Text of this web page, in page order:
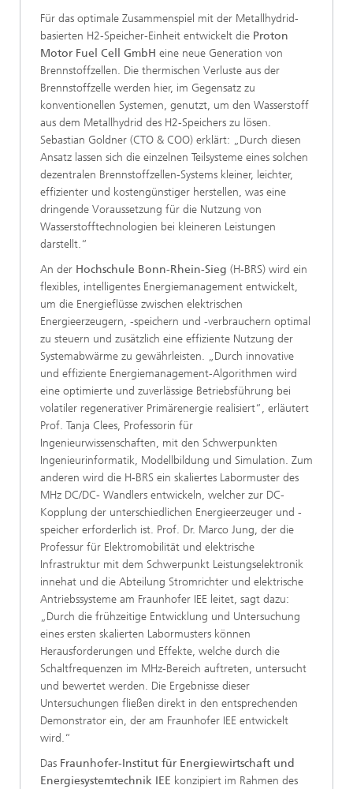
Für das optimale Zusammenspiel mit der Metallhydrid-
basierten H2-Speicher-Einheit entwickelt die Proton
Motor Fuel Cell GmbH eine neue Generation von
Brennstoffzellen. Die thermischen Verluste aus der
Brennstoffzelle werden hier, im Gegensatz zu
konventionellen Systemen, genutzt, um den Wasserstoff
aus dem Metallhydrid des H2-Speichers zu lösen.
Sebastian Goldner (CTO & COO) erklärt: „Durch diesen
Ansatz lassen sich die einzelnen Teilsysteme eines solchen
dezentralen Brennstoffzellen-Systems kleiner, leichter,
effizienter und kostengünstiger herstellen, was eine
dringende Voraussetzung für die Nutzung von
Wasserstofftechnologien bei kleineren Leistungen
darstellt.“
An der Hochschule Bonn-Rhein-Sieg (H-BRS) wird ein
flexibles, intelligentes Energiemanagement entwickelt,
um die Energieflüsse zwischen elektrischen
Energieerzeugern, -speichern und -verbrauchern optimal
zu steuern und zusätzlich eine effiziente Nutzung der
Systemabwärme zu gewährleisten. „Durch innovative
und effiziente Energiemanagement-Algorithmen wird
eine optimierte und zuverlässige Betriebsführung bei
volatiler regenerativer Primärenergie realisiert“, erläutert
Prof. Tanja Clees, Professorin für
Ingenieurwissenschaften, mit den Schwerpunkten
Ingenieurinformatik, Modellbildung und Simulation. Zum
anderen wird die H-BRS ein skaliertes Labormuster des
MHz DC/DC- Wandlers entwickeln, welcher zur DC-
Kopplung der unterschiedlichen Energieerzeuger und -
speicher erforderlich ist. Prof. Dr. Marco Jung, der die
Professur für Elektromobilität und elektrische
Infrastruktur mit dem Schwerpunkt Leistungselektronik
innehat und die Abteilung Stromrichter und elektrische
Antriebssysteme am Fraunhofer IEE leitet, sagt dazu:
„Durch die frühzeitige Entwicklung und Untersuchung
eines ersten skalierten Labormusters können
Herausforderungen und Effekte, welche durch die
Schaltfrequenzen im MHz-Bereich auftreten, untersucht
und bewertet werden. Die Ergebnisse dieser
Untersuchungen fließen direkt in den entsprechenden
Demonstrator ein, der am Fraunhofer IEE entwickelt
wird.“
Das Fraunhofer-Institut für Energiewirtschaft und
Energiesystemtechnik IEE konzipiert im Rahmen des